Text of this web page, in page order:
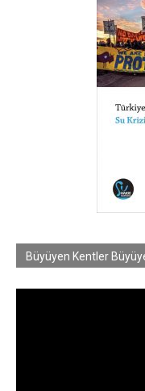
Büyüyen Kentler